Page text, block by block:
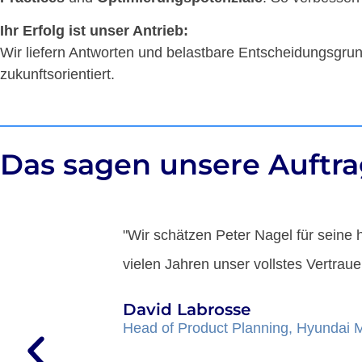
Ihr Erfolg ist unser Antrieb:
Wir liefern Antworten und belastbare
zukunftsorientiert.
Das sagen unsere
"Wir haben die anp management
Forschungsinstrumente (Medizin)
zu finden ist. Die extrem kurzen